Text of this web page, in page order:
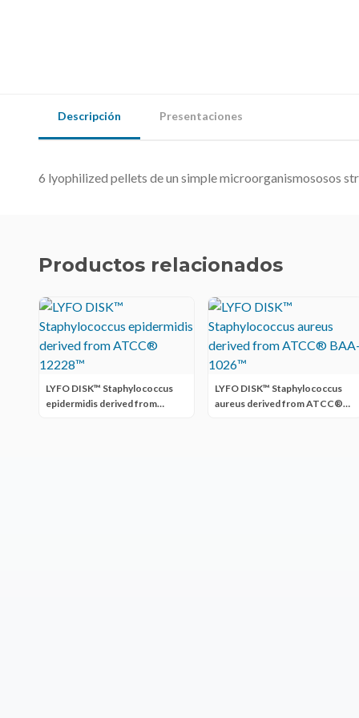
Descripción Presentaciones
6 lyophilized pellets de un simple microorganismososos
Productos relacionados
LYFO DISK™ Staphylococcus
epidermidis derived from
LYFO DISK™ Staphylococcus
aureus derived from ATCC®